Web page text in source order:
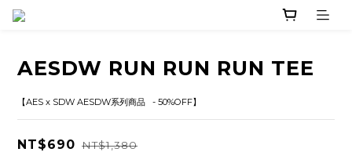
AESDW RUN RUN RUN TEE
【AES x SDW AESDW系列商品   - 50%OFF】
NT$690 NT$1,380